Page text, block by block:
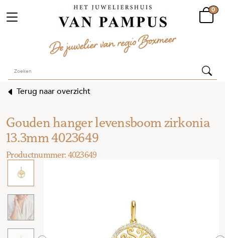
0
Terug naar overzicht
Gouden hanger levensboom zirkonia
13.3mm 4023649